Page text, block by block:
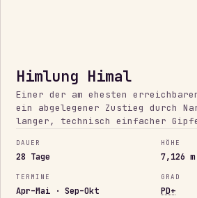
Himlung Himal
Einer der am ehesten
ein abgelegener Zustieg durch
langer, technisch einfacher
DAUER
28 Tage
HÖHE
7,126 m
TERMINE
Apr–Mai · Sep–Okt
GRAD
PD+